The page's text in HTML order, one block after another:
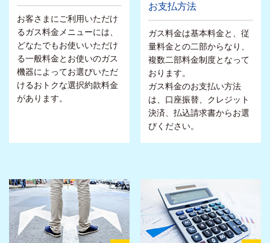
お客さまにご利用いただけ
るガス料金メニューには、
どなたでもお使いいただけ
る一般料金とお使いのガス
機器によってお選びいただ
けるおトクな選択約款料金
があります。
お支払方法
ガス料金は基本料金と、従
量料金との二部からなり、
複数二部料金制度となって
おります。
ガス料金のお支払い方法
は、口座振替、クレジット
決済、払込請求書からお選
びください。